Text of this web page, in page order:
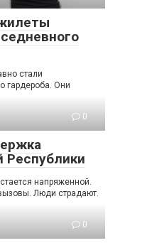
стали
гардероба. Они
0
Республики
напряженной.
Люди страдают.
0